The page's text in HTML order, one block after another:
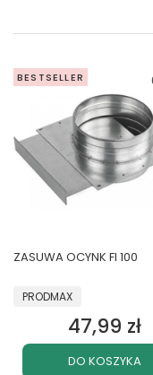
BESTSELLER
ZASUWA OCYNK FI 100
PRODUCENT
PRODMAX
Cena
47,99 zł
DO KOSZYKA